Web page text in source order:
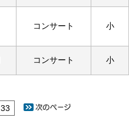
コンサート 小
コンサート 小
33